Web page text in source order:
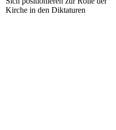
Kirche in den Diktaturen